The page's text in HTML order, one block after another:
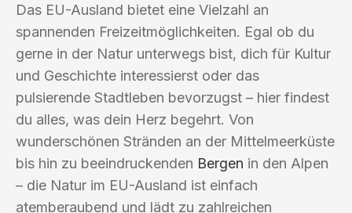
Das EU-Ausland bietet eine Vielzahl an
spannenden Freizeitmöglichkeiten. Egal ob du
gerne in der Natur unterwegs bist, dich für Kultur
und Geschichte interessierst oder das
pulsierende Stadtleben bevorzugst – hier findest
du alles, was dein Herz begehrt. Von
wunderschönen Stränden an der Mittelmeerküste
bis hin zu beeindruckenden Bergen in den Alpen
– die Natur im EU-Ausland ist einfach
atemberaubend und lädt zu zahlreichen